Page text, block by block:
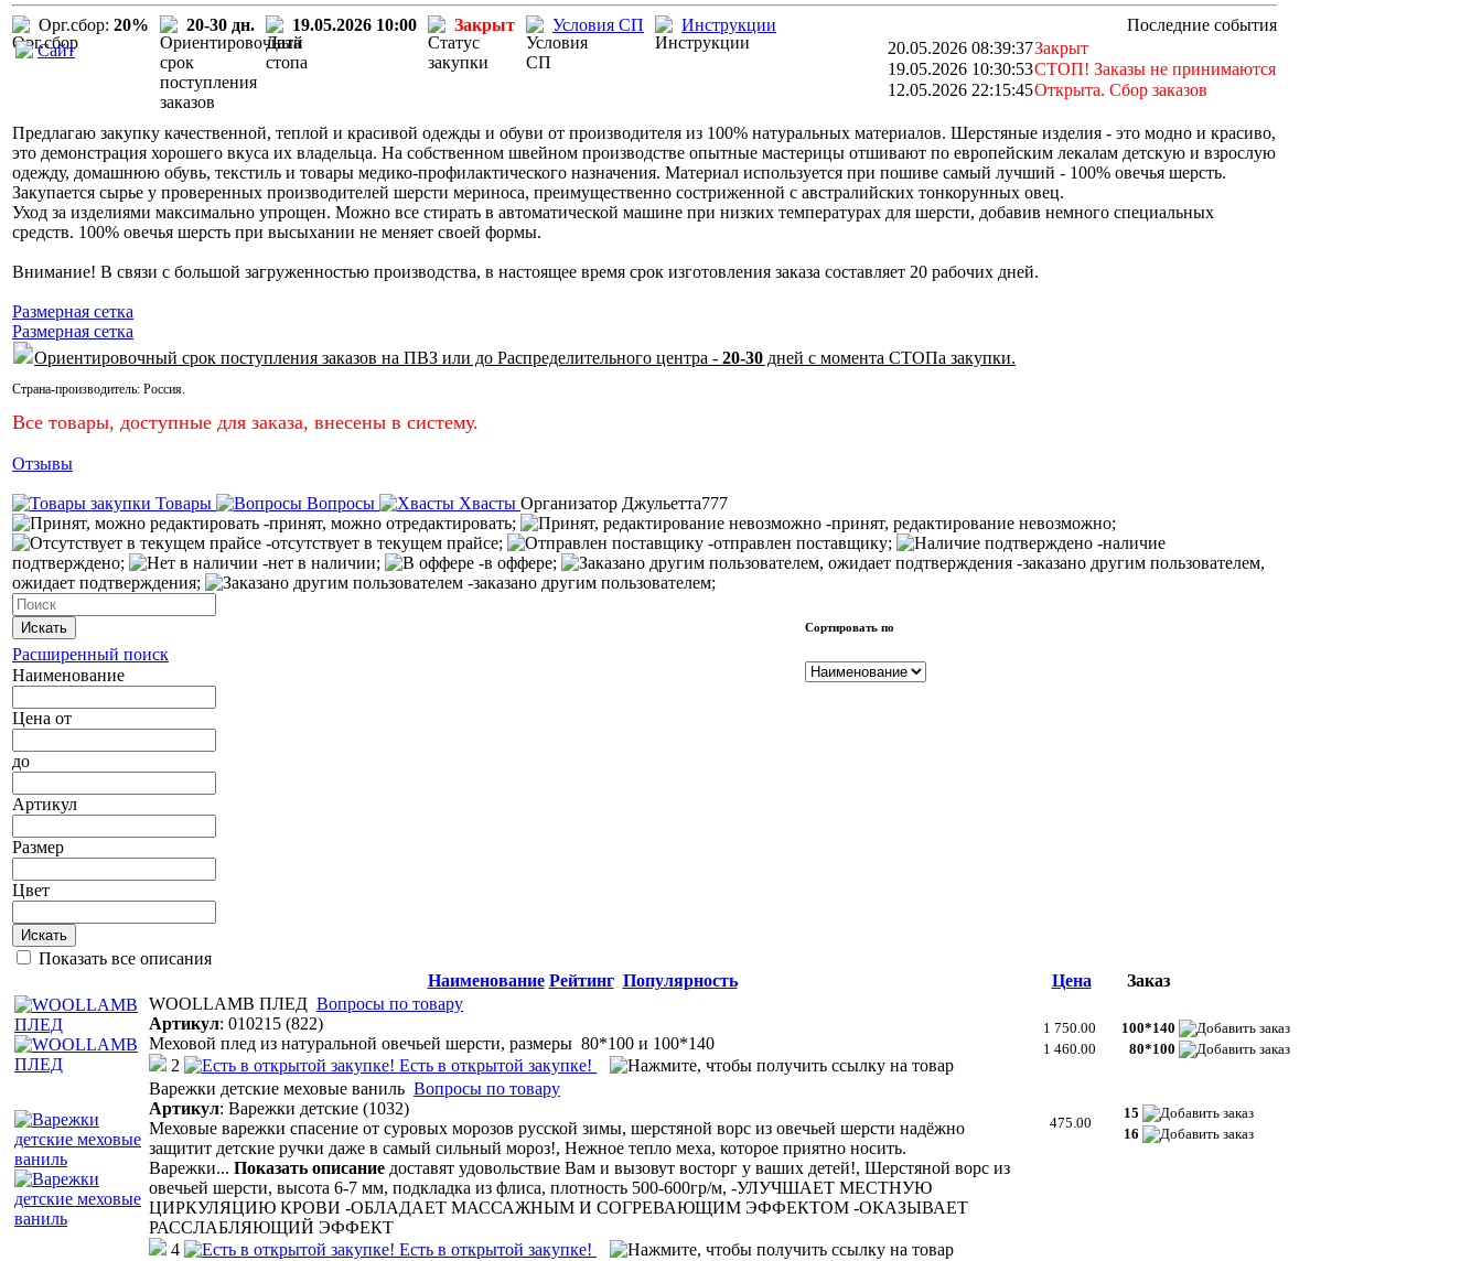
Орг.сбор: 20% 20-30 дн. 19.05.2026 10:00 Закрыт Условия СП Инструкции
Последние события
20.05.2026 08:39:37Закрыт
19.05.2026 10:30:53СТОП! Заказы не принимаются
12.05.2026 22:15:45Открыта. Сбор заказов
Сайт
Предлагаю закупку качественной, теплой и красивой одежды и обуви от производителя из 100% натуральных материалов. Шерстяные изделия - это модно и красиво,
это демонстрация хорошего вкуса их владельца. На собственном швейном производстве опытные мастерицы отшивают по европейским лекалам детскую и взрослую
одежду, домашнюю обувь, текстиль и товары медико-профилактического назначения. Материал используется при пошиве самый лучший - 100% овечья шерсть.
Закупается сырье у проверенных производителей шерсти мериноса, преимущественно состриженной с австралийских тонкорунных овец.
Уход за изделиями максимально упрощен. Можно все стирать в автоматической машине при низких температурах для шерсти, добавив немного специальных
средств. 100% овечья шерсть при высыхании не меняет своей формы.
Внимание! В связи с большой загруженностью производства, в настоящее время срок изготовления заказа составляет 20 рабочих дней.
Размерная сетка
Размерная сетка
Ориентировочный срок поступления заказов на ПВЗ или до Распределительного центра - 20-30 дней с момента СТОПа закупки.
Страна-производитель: Россия.
Все товары, доступные для заказа, внесены в систему.
Отзывы
Товары Вопросы Хвасты Организатор Джульетта777
-принят, можно отредактировать;
-принят, редактирование невозможно;
-отсутствует в текущем прайсе;
-отправлен поставщику;
-наличие
подтверждено;
-нет в наличии; -в оффере;
-заказано другим пользователем,
ожидает подтверждения;
-заказано другим пользователем;
Искать
Расширенный поиск
Наименование
Цена от
до
Артикул
Размер
Цвет
Искать
Сортировать по
Показать все описания
Наименование Рейтинг Популярность Цена
Заказ
WOOLLAMB ПЛЕД Вопросы по товару
Артикул: 010215 (822)
Меховой плед из натуральной овечьей шерсти, размеры 80*100 и 100*140
2
Есть в открытой закупке!
1 750.00
100*140
1 460.00
80*100
Варежки детские меховые ваниль Вопросы по товару
Артикул: Варежки детские (1032)
Меховые варежки спасение от суровых морозов русской зимы, шерстяной ворс из овечьей шерсти надёжно
защитит детские ручки даже в самый сильный мороз!, Нежное тепло меха, которое приятно носить.
Варежки... Показать описание доставят удовольствие Вам и вызовут восторг у ваших детей!, Шерстяной ворс из
овечьей шерсти, высота 6-7 мм, подкладка из флиса, плотность 500-600гр/м, -УЛУЧШАЕТ МЕСТНУЮ
ЦИРКУЛЯЦИЮ КРОВИ -ОБЛАДАЕТ МАССАЖНЫМ И СОГРЕВАЮЩИМ ЭФФЕКТОМ -ОКАЗЫВАЕТ
РАССЛАБЛЯЮЩИЙ ЭФФЕКТ
4
Есть в открытой закупке!
475.00
15
16